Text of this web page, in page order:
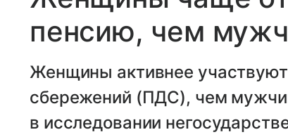
пенсию, чем
Женщины активнее
сбережений (ПДС), чем
в исследовании